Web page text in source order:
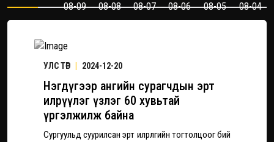
08-09
08-08
08-07
08-06
08-05
08-04
УЛС ТӨР 2024-12-20
Нэгдүгээр ангийн сурагчдын эрт
илрүүлэг үзлэг 60 хувьтай
үргэлжилж байна
Сургуульд суурилсан эрт илрүүлгийн тогтолцоог бий